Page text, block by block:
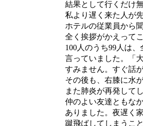
結果として行くだけ無
私より遅く来た人が先
ホテルの従業員から聞
全く挨拶がかえってこ
100人のうち99人は、
言っていました。「大
すみません。すぐ話が
その後も、右膝に水が
また肺炎が再発してし
仲のよい友達ともなか
ありました。夜遅く家
蹴飛ばしてしまうこと